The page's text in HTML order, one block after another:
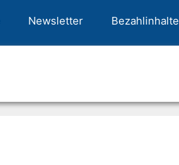
Newsletter Bezahlinhalte